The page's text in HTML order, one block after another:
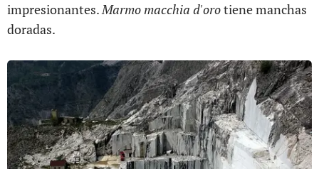
impresionantes.Marmo macchia d'orotiene manchas
doradas.